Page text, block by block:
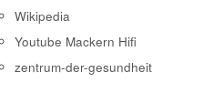
Wikipedia
Youtube Mackern Hifi
zentrum-der-gesundheit